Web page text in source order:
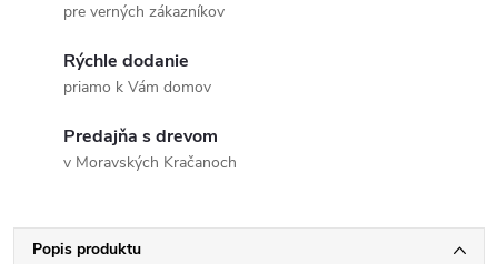
pre verných zákazníkov
Rýchle dodanie
priamo k Vám domov
Predajňa s drevom
v Moravských Kračanoch
Popis produktu